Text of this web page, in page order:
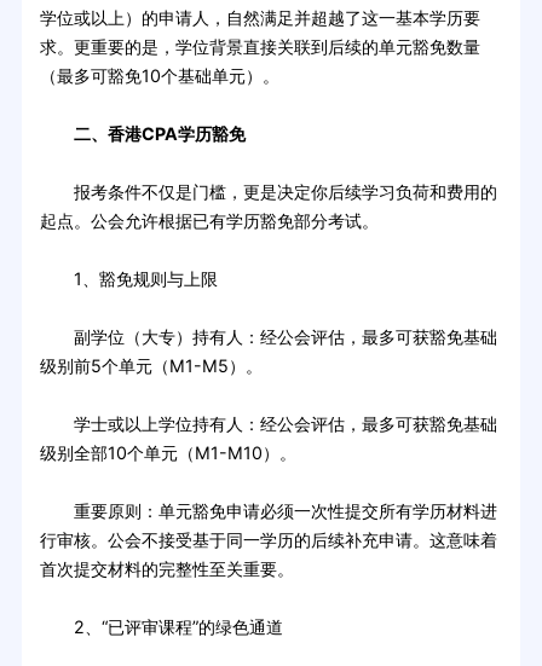
学位或以上）的申请人，自然满足并超越了这一基本学历要
求。更重要的是，学位背景直接关联到后续的单元豁免数量
（最多可豁免10个基础单元）。
二、香港CPA学历豁免
报考条件不仅是门槛，更是决定你后续学习负荷和费用的
起点。公会允许根据已有学历豁免部分考试。
1、豁免规则与上限
副学位（大专）持有人：经公会评估，最多可获豁免基础
级别前5个单元（M1-M5）。
学士或以上学位持有人：经公会评估，最多可获豁免基础
级别全部10个单元（M1-M10）。
重要原则：单元豁免申请必须一次性提交所有学历材料进
行审核。公会不接受基于同一学历的后续补充申请。这意味着
首次提交材料的完整性至关重要。
2、“已评审课程”的绿色通道